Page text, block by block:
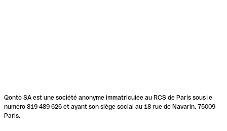
Qonto SA est une société anonyme immatriculée au RCS de Paris sous le
numéro 819 489 626 et ayant son siège social au 18 rue de Navarin, 75009
Paris.